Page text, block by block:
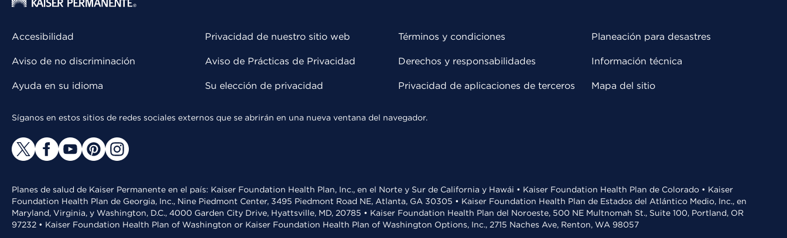
Accesibilidad
Aviso de no discriminación
Ayuda en su idioma
Privacidad de nuestro sitio web
Aviso de Prácticas de Privacidad
Su elección de privacidad
Términos y condiciones
Derechos y responsabilidades
Privacidad de aplicaciones de terceros
Planeación para desastres
Información técnica
Mapa del sitio
Síganos en estos sitios de redes sociales externos que se abrirán en una nueva ventana del navegador.
Planes de salud de Kaiser Permanente en el país: Kaiser Foundation Health Plan, Inc., en el Norte y Sur de California y Hawái • Kaiser Foundation Health Plan de Colorado • Kaiser
Foundation Health Plan de Georgia, Inc., Nine Piedmont Center, 3495 Piedmont Road NE, Atlanta, GA 30305 • Kaiser Foundation Health Plan de Estados del Atlántico Medio, Inc., en
Maryland, Virginia, y Washington, D.C., 4000 Garden City Drive, Hyattsville, MD, 20785 • Kaiser Foundation Health Plan del Noroeste, 500 NE Multnomah St., Suite 100, Portland, OR
97232 • Kaiser Foundation Health Plan of Washington or Kaiser Foundation Health Plan of Washington Options, Inc., 2715 Naches Ave, Renton, WA 98057